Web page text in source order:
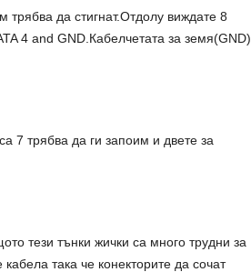
да стигнат.Отдолу виждате 8
4 and GND.Кабелчетата за земя(GND)
7 трябва да ги запоим и двете за
тези тънки жички са много трудни за
така че конекторите да сочат